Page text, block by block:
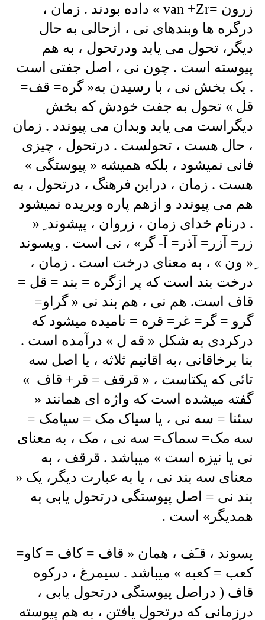
زرون =van +Zr » داده بودند . زمان ،
درگره ها وبندهای نی ، ازحالی به حال
دیگر، تحول می یابد ودرتحول ، به هم
پیوسته است . چون نی ، اصل جفتی است
. یک بخش نی ، با رسیدن به« گره= قف=
قل » تحول به جفت خودش که بخش
دیگراست می یابد وبدان می پیوندد . زمان
، حال هست ، تحولست . درتحول ، چیزی
فانی نمیشود ، بلکه همیشه « پیوستگی »
هست . زمان ، دراین فرهنگ ، درتحول ، به
هم می پیوندد و ازهم پاره وبریده نمیشود
. درنام خدای زمان ، زروان ، پیشوند ِ «
زر= آزر= آذر= آ- گر» ، نی است . وپسوند
ِ« ون » ، به معنای درخت است . زمان ،
درخت بند است که پر ازگره = بند = قل =
قاف است. هم نی ، هم بند نی « گراو=
گرو = گر= غر= قره = نامیده میشود که
درکردی به شکل « قه ل » درآمده است .
بنا برخاقانی ،به اقانیم ثلاثه ، یا اصل سه
تائی که یکتاست ، « قرقف = قر+ قاف »
گفته میشده است که واژه ای همانند «
سئنا = سه نی ، یا سیاک مک = سیامک =
سه مک= سماک= سه نی ، مک ، به معنای
نی یا نیزه است » میباشد . قرقف ، به
معنای سه بند نی ، یا به عبارت دیگر، یک «
بند نی = اصل پیوستگی درتحول یابی به
همدیگر» است .
پسوند ، قـَف ، همان « قاف = کاف = کاو=
کعب = کعبه » میباشد . سیمرغ ، درکوه
قاف ( دراصل پیوستگی درتحول یابی ،
درزمانی که درتحول یافتن ، به هم پیوسته